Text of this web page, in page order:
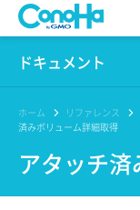
WING
ドキュメント
このサイトについて
プロダクト
リファレンス
ホーム リファレンス
済みボリューム詳細取得
アタッチ